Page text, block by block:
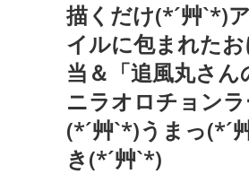
描くだけ(*´艸`*)
イルに包まれた
当＆「追風丸さん
ニラオロチョンラ
(*´艸`*)うまっ(*´
き(*´艸`*)